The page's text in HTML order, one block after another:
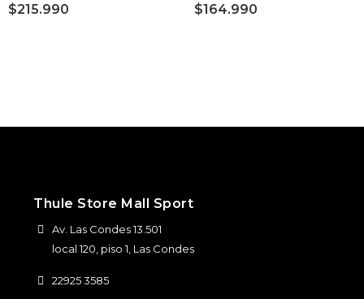
$215.990 $164.990
Thule Store Mall Sport
Av. Las Condes 13.501
local 120, piso 1, Las Condes
22925 3585